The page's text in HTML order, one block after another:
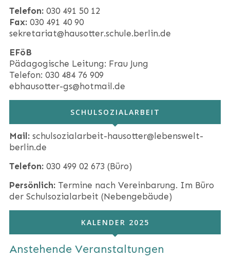
Telefon: 030 491 50 12
Fax: 030 491 40 90
sekretariat@hausotter.schule.berlin.de
EFöB
Pädagogische Leitung: Frau Jung
Telefon: 030 484 76 909
ebhausotter-gs@hotmail.de
SCHULSOZIALARBEIT
Mail: schulsozialarbeit-hausotter@lebenswelt-
berlin.de
Telefon: 030 499 02 673 (Büro)
Persönlich: Termine nach Vereinbarung. Im Büro
der Schulsozialarbeit (Nebengebäude)
KALENDER 2025
Anstehende Veranstaltungen